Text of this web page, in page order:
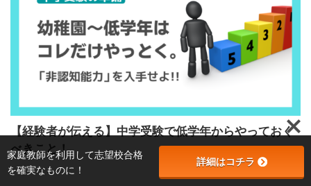
【経験者が伝える】中学受験で低学年からやっておく
べきこと！
家庭教師を利用して志望校合格
を確実なものに！
詳細はコチラ